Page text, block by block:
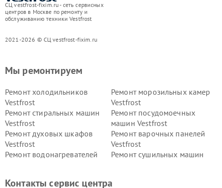
СЦ vestfrost-fixim.ru - сеть сервисных
центров в Москве по ремонту и
обслуживанию техники Vestfrost
2021-2026 © СЦ vestfrost-fixim.ru
Мы ремонтируем
Ремонт холодильников
Vestfrost
Ремонт морозильных камер
Vestfrost
Ремонт стиральных машин
Vestfrost
Ремонт посудомоечных
машин Vestfrost
Ремонт духовых шкафов
Vestfrost
Ремонт варочных панелей
Vestfrost
Ремонт водонагревателей
Ремонт сушильных машин
Vestfrost
Контакты сервис центра